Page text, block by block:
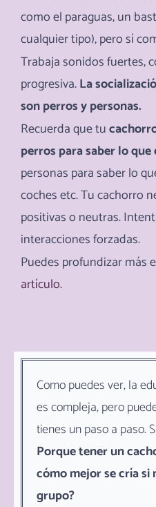
como el paraguas, un
cualquier tipo), pero sí
Trabaja sonidos fuertes,
progresiva.La
son perros y personas.
Recuerda que tu
perros para saber lo
personas para saber lo
coches etc. Tu cachorro
positivas o neutras.
interacciones forzadas.
Puedes profundizar más
artículo.
Como puedes ver, la
es compleja, pero
tienes un paso a paso.
Porque tener un
cómo mejor se cría si
grupo?